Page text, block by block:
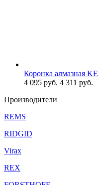
Коронка алмазная
4 095 руб. 4 311 руб.
Производители
REMS
RIDGID
Virax
REX